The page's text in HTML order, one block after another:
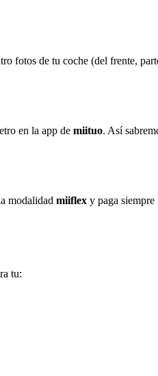
fotos de tu coche (del frente,
en la app de miituo. Así
modalidad miiflex y paga
tu: